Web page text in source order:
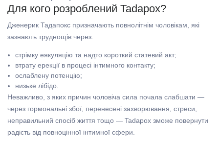
Для кого розроблений Tadapox?
Дженерик Тадапокс призначають повнолітнім чоловікам, які
зазнають труднощів через:
стрімку еякуляцію та надто короткий статевий акт;
втрату ерекції в процесі інтимного контакту;
ослаблену потенцію;
низьке лібідо.
Неважливо, з яких причин чоловіча сила почала слабшати —
через гормональні збої, перенесені захворювання, стреси,
неправильний спосіб життя тощо — Tadapox зможе повернути
радість від повноцінної інтимної сфери.